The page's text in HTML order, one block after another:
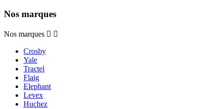
Nos marques
Nos marques  
Crosby
Yale
Tractel
Flaig
Elephant
Levex
Huchez